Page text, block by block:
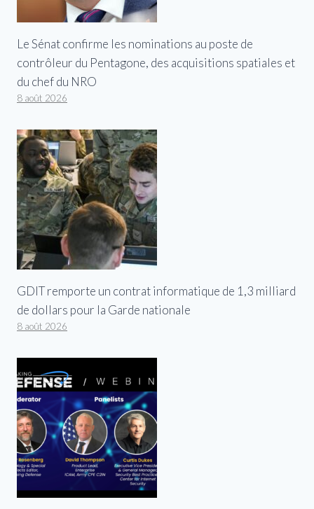
Le Sénat confirme les nominations au poste de
contrôleur du Pentagone, des acquisitions spatiales et
du chef du NRO
8 août 2026
GDIT remporte un contrat informatique de 1,3 milliard
de dollars pour la Garde nationale
8 août 2026